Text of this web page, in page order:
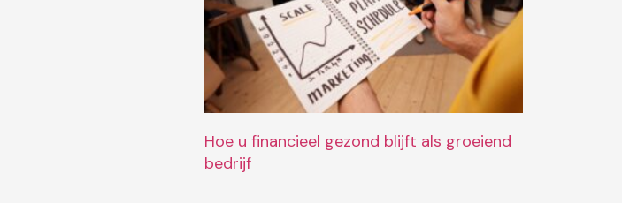
Hoe u financieel gezond blijft als groeiend
bedrijf